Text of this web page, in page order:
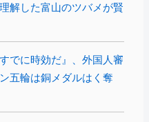
解した富山のツバメが賢
でに時効だ』、外国人審
五輪は銅メダルはく奪